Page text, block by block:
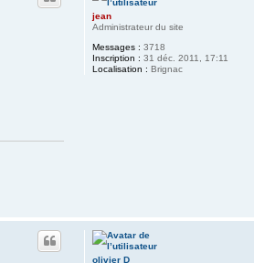
jean
Administrateur du site
Messages : 3718
Inscription : 31 déc. 2011, 17:11
Localisation : Brignac
olivier D